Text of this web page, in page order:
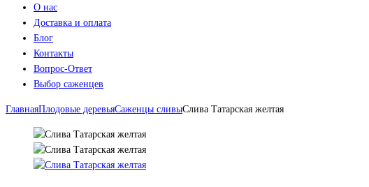
О нас
Доставка и оплата
Блог
Контакты
Вопрос-Ответ
Выбор саженцев
ГлавнаяПлодовые деревьяСаженцы сливыСлива Татарская желтая